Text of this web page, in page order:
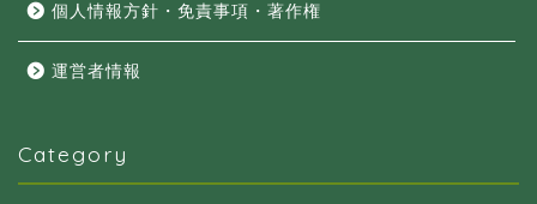
個人情報方針・免責事項・著作権
運営者情報
Category